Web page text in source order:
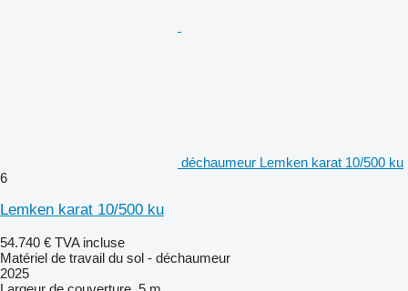
déchaumeur Lemken karat 10/500 ku
6
Lemken karat 10/500 ku
54.740 € TVA incluse
Matériel de travail du sol - déchaumeur
2025